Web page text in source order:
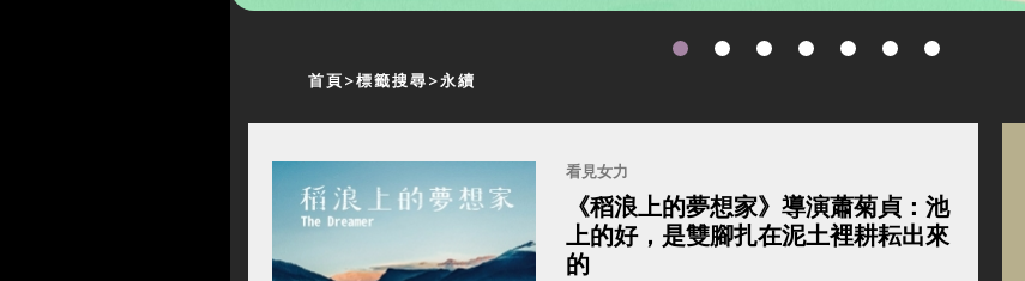
首頁 標籤搜尋 永續
看見女力
《稻浪上的夢想家》導演蕭菊貞：池
上的好，是雙腳扎在泥土裡耕耘出來
的